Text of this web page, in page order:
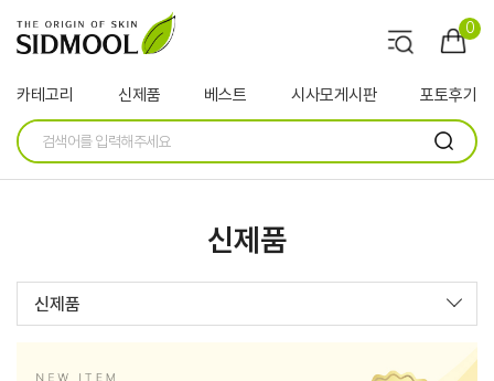
0
카테고리 신제품 베스트 시사모게시판 포토후기
신제품
신제품